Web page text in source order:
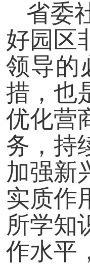
省委
好园区
领导的
措，也
优化营
务，持
加强新
实质作
所学知
作水平